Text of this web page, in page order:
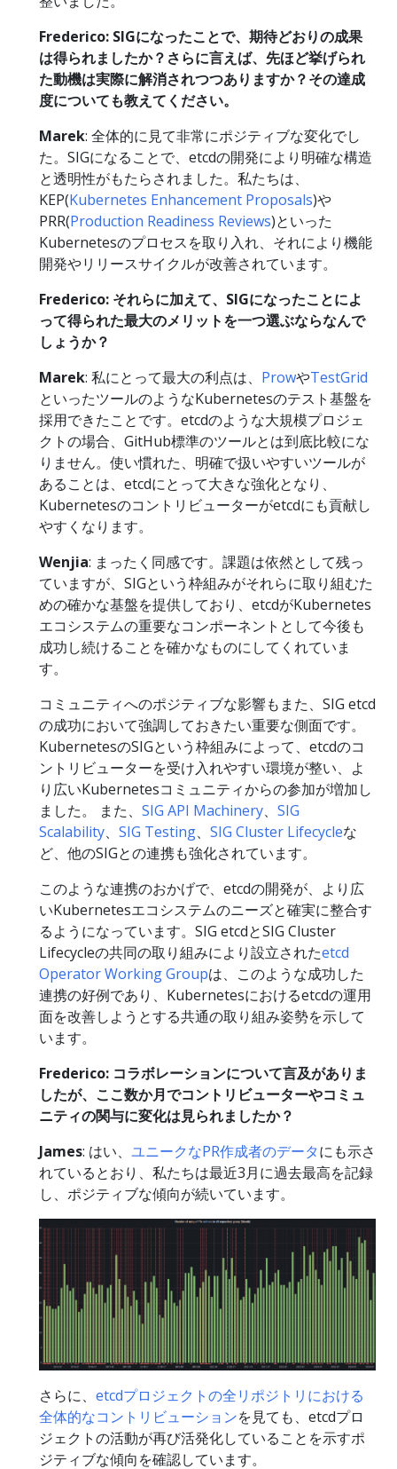
Frederico: SIGになったことで、期待どおりの成果
は得られましたか？さらに言えば、先ほど挙げられ
た動機は実際に解消されつつありますか？その達成
度についても教えてください。
Marek: 全体的に見て非常にポジティブな変化でし
た。SIGになることで、etcdの開発により明確な構造
と透明性がもたらされました。私たちは、
KEP(Kubernetes Enhancement Proposals)や
PRR(Production Readiness Reviews)といった
Kubernetesのプロセスを取り入れ、それにより機能
開発やリリースサイクルが改善されています。
Frederico: それらに加えて、SIGになったことによ
って得られた最大のメリットを一つ選ぶならなんで
しょうか？
Marek: 私にとって最大の利点は、 ProwやTestGrid
といったツールのようなKubernetesのテスト基盤を
採用できたことです。etcdのような大規模プロジェ
クトの場合、GitHub標準のツールとは到底比較にな
りません。使い慣れた、明確で扱いやすいツールが
あることは、etcdにとって大きな強化となり、
Kubernetesのコントリビューターがetcdにも貢献し
やすくなります。
Wenjia: まったく同感です。課題は依然として残っ
ていますが、SIGという枠組みがそれらに取り組むた
めの確かな基盤を提供しており、etcdがKubernetes
エコシステムの重要なコンポーネントとして今後も
成功し続けることを確かなものにしてくれていま
す。
コミュニティへのポジティブな影響もまた、SIG etcd
の成功において強調しておきたい重要な側面です。
KubernetesのSIGという枠組みによって、etcdのコ
ントリビューターを受け入れやすい環境が整い、よ
り広いKubernetesコミュニティからの参加が増加し
ました。 また、 SIG API Machinery、 SIG
Scalability、 SIG Testing、 SIG Cluster Lifecycleな
ど、他のSIGとの連携も強化されています。
このような連携のおかげで、etcdの開発が、より広
いKubernetesエコシステムのニーズと確実に整合す
るようになっています。SIG etcdとSIG Cluster
Lifecycleの共同の取り組みにより設立されたetcd
Operator Working Groupは、このような成功した
連携の好例であり、Kubernetesにおけるetcdの運用
面を改善しようとする共通の取り組み姿勢を示して
います。
Frederico: コラボレーションについて言及がありま
したが、ここ数か月でコントリビューターやコミュ
ニティの関与に変化は見られましたか？
James: はい、 ユニークなPR作成者のデータにも示さ
れているとおり、私たちは最近3月に過去最高を記録
し、ポジティブな傾向が続いています。
さらに、 etcdプロジェクトの全リポジトリにおける
全体的なコントリビューションを見ても、etcdプロ
ジェクトの活動が再び活発化していることを示すポ
ジティブな傾向を確認しています。